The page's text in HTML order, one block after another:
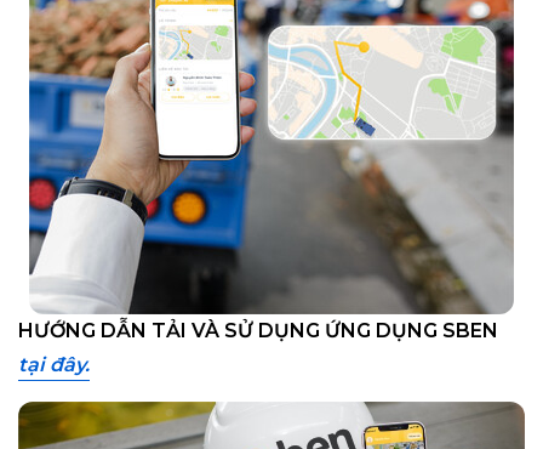
HƯỚNG DẪN TẢI VÀ SỬ DỤNG ỨNG DỤNG SBEN
tại đây.